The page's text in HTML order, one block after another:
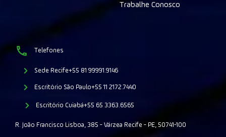
Trabalhe Conosco
Telefones
Sede Recife+55 81 99991.9146
Escritório São Paulo+55 11 2172.7440
Escritório Cuiabá+55 65 3363.6565
R. João Francisco Lisboa, 385 - Várzea Recife - PE, 50741-100